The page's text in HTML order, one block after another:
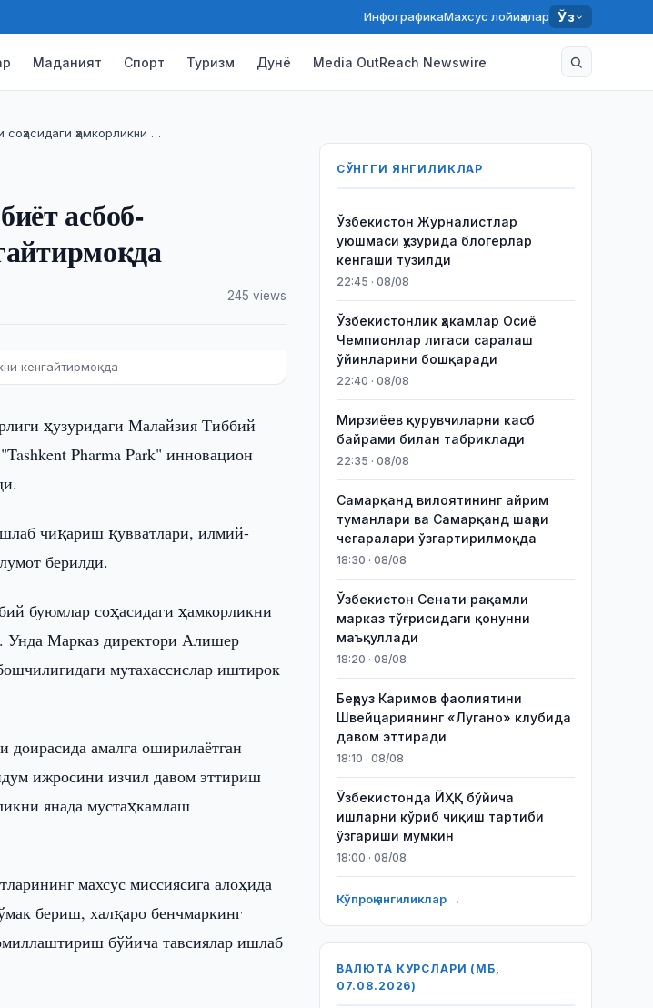
ИнфографикаМахсус лойиҳалар Ўз
Маданият Спорт Туризм Дунё Media OutReach Newswire
ҳамкорликни …
асбоб-
245 views
кенгайтирмоқда
ҳузуридаги Малайзия Тиббий
Pharma Park" инновацион
чиқариш қувватлари, илмий-
берилди.
буюмлар соҳасидаги ҳамкорликни
Унда Марказ директори Алишер
мутахассислар иштирок
амалга оширилаётган
ижросини изчил давом эттириш
янада мустаҳкамлаш
махсус миссиясига алоҳида
бериш, халқаро бенчмаркинг
бўйича тавсиялар ишлаб
СЎНГГИ ЯНГИЛИКЛАР
Ўзбекистон Журналистлар
уюшмаси ҳузурида блогерлар
кенгаши тузилди
22:45 · 08/08
Ўзбекистонлик ҳакамлар Осиё
Чемпионлар лигаси саралаш
ўйинларини бошқаради
22:40 · 08/08
Мирзиёев қурувчиларни касб
байрами билан табриклади
22:35 · 08/08
Самарқанд вилоятининг айрим
туманлари ва Самарқанд шаҳри
чегаралари ўзгартирилмоқда
18:30 · 08/08
Ўзбекистон Сенати рақамли
марказ тўғрисидаги қонунни
маъқуллади
18:20 · 08/08
Беҳруз Каримов фаолиятини
Швейцариянинг «Лугано» клубида
давом эттиради
18:10 · 08/08
Ўзбекистонда ЙҲҚ бўйича
ишларни кўриб чиқиш тартиби
ўзгариши мумкин
18:00 · 08/08
Кўпроқ янгиликлар →
ВАЛЮТА КУРСЛАРИ (МБ,
07.08.2026)